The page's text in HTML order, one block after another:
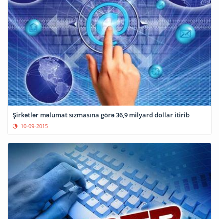
Şirkətlər məlumat sızmasına görə 36,9 milyard dollar itirib
10-09-2015